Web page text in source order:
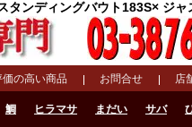
タンディングバウト183S× ジ
価の高い商品 お問合せ 店
鯛 ヒラマサ まだい サバ